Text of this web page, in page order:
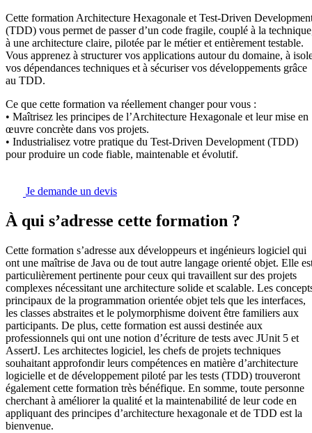
Cette formation Architecture Hexagonale et Test-Driven
(TDD) vous permet de passer d’un code fragile, couplé à la
à une architecture claire, pilotée par le métier et entièrement testable.
Vous apprenez à structurer vos applications autour du domaine, à
vos dépendances techniques et à sécuriser vos développements grâce
au TDD.
Ce que cette formation va réellement changer pour vous :
• Maîtrisez les principes de l’Architecture Hexagonale et leur mise en
œuvre concrète dans vos projets.
• Industrialisez votre pratique du Test-Driven Development (TDD)
pour produire un code fiable, maintenable et évolutif.
Je demande un devis
À qui s’adresse cette formation ?
Cette formation s’adresse aux développeurs et ingénieurs logiciel qui
ont une maîtrise de Java ou de tout autre langage orienté objet. Elle
particulièrement pertinente pour ceux qui travaillent sur des projets
complexes nécessitant une architecture solide et scalable. Les
principaux de la programmation orientée objet tels que les interfaces,
les classes abstraites et le polymorphisme doivent être familiers aux
participants. De plus, cette formation est aussi destinée aux
professionnels qui ont une notion d’écriture de tests avec JUnit 5 et
AssertJ. Les architectes logiciel, les chefs de projets techniques
souhaitant approfondir leurs compétences en matière d’architecture
logicielle et de développement piloté par les tests (TDD) trouveront
également cette formation très bénéfique. En somme, toute personne
cherchant à améliorer la qualité et la maintenabilité de leur code en
appliquant des principes d’architecture hexagonale et de TDD est la
bienvenue.